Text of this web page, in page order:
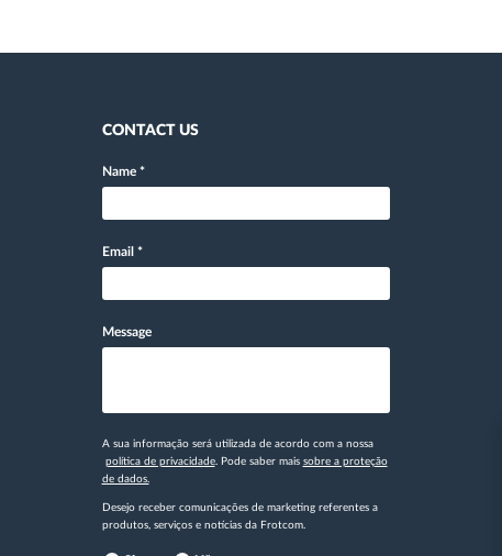
CONTACT US
Name *
Email *
Message
A sua informação será utilizada de acordo com a nossa
política de privacidade. Pode saber mais sobre a proteção
de dados.
Desejo receber comunicações de marketing referentes a
produtos, serviços e notícias da Frotcom.